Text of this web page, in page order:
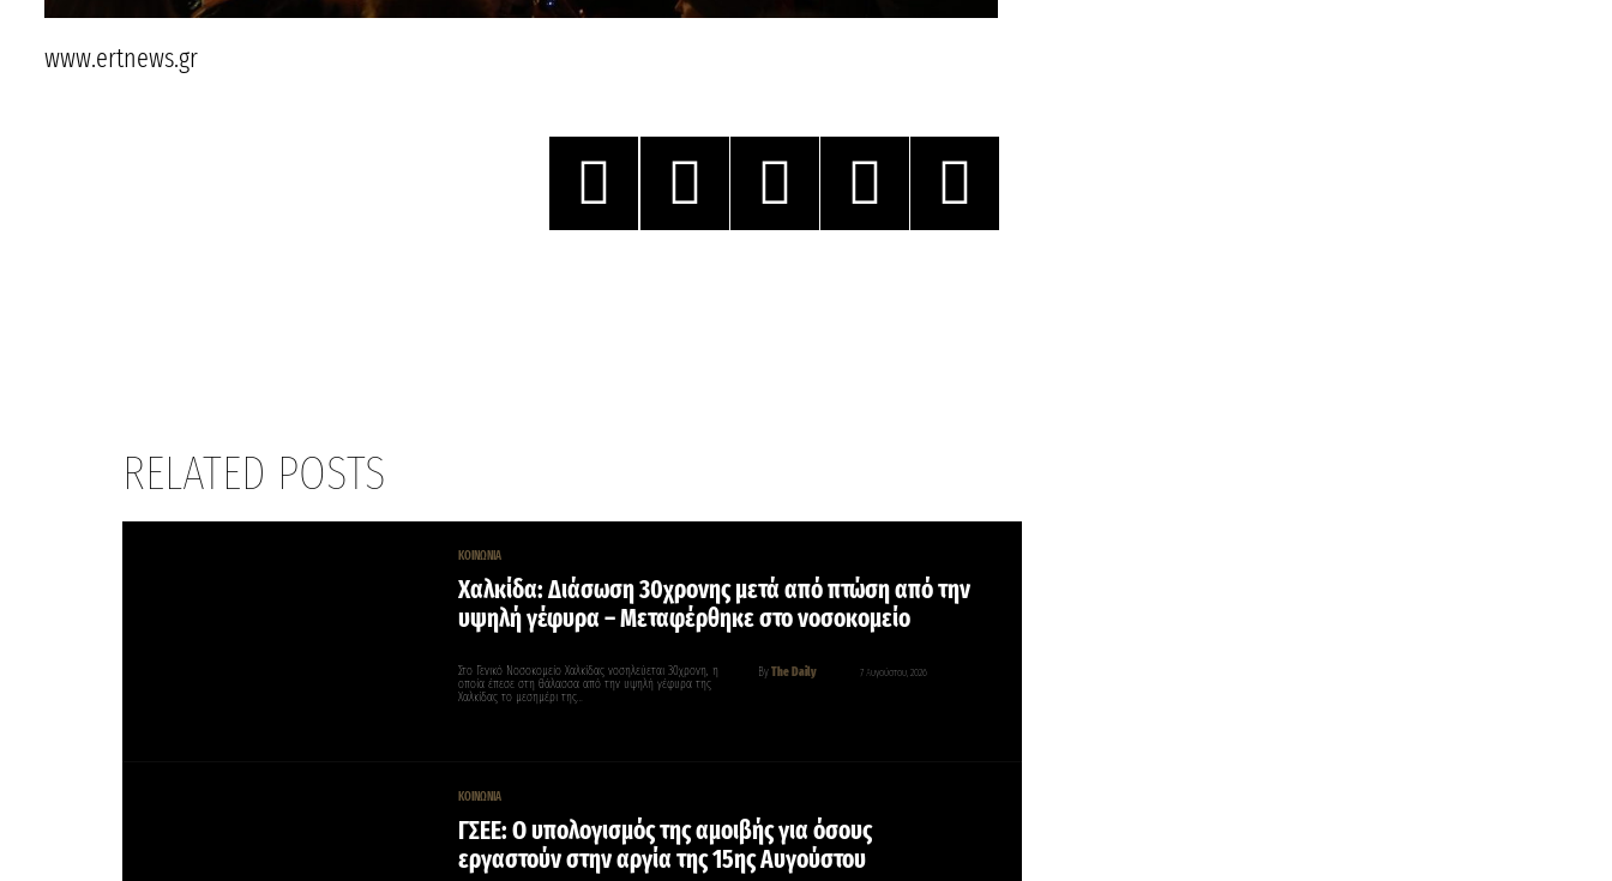
www.ertnews.gr
RELATED POSTS
ΚΟΙΝΩΝΙΑ
Χαλκίδα: Διάσωση 30χρονης μετά από πτώση από την
υψηλή γέφυρα – Μεταφέρθηκε στο νοσοκομείο
ByThe Daily 7 Αυγούστου, 2026
Στο Γενικό Νοσοκομείο Χαλκίδας νοσηλεύεται 30χρονη, η
οποία έπεσε στη θάλασσα από την υψηλή γέφυρα της
Χαλκίδας το μεσημέρι της…
ΚΟΙΝΩΝΙΑ
ΓΣΕΕ: Ο υπολογισμός της αμοιβής για όσους
εργαστούν στην αργία της 15ης Αυγούστου